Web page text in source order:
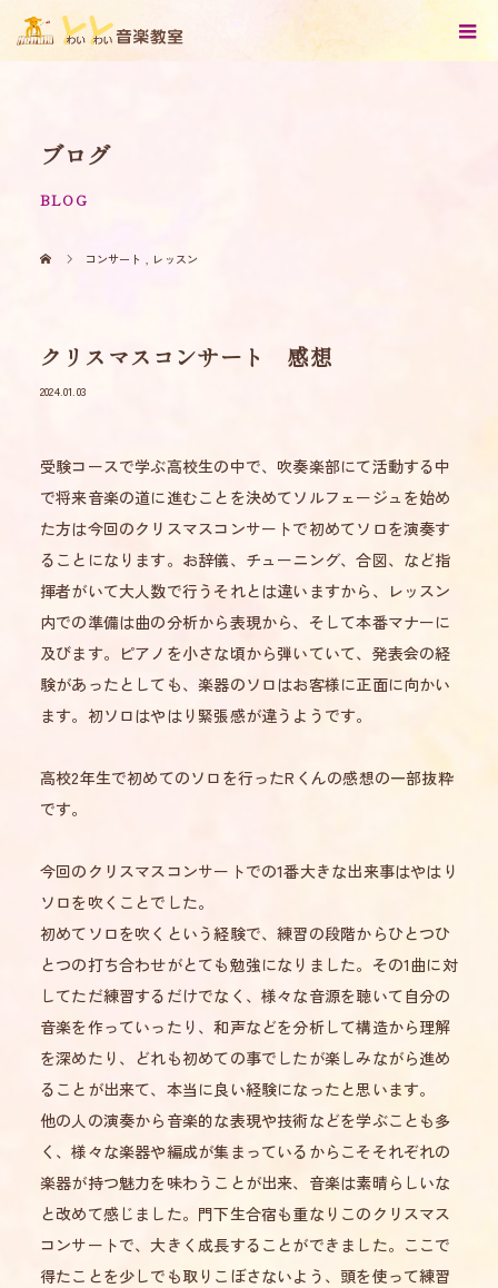
ブログ
BLOG
コンサート , レッスン
クリスマスコンサート 感想
2024.01.03
受験コースで学ぶ高校生の中で、吹奏楽部にて活動する中
で将来音楽の道に進むことを決めてソルフェージュを始め
た方は今回のクリスマスコンサートで初めてソロを演奏す
ることになります。お辞儀、チューニング、合図、など指
揮者がいて大人数で行うそれとは違いますから、レッスン
内での準備は曲の分析から表現から、そして本番マナーに
及びます。ピアノを小さな頃から弾いていて、発表会の経
験があったとしても、楽器のソロはお客様に正面に向かい
ます。初ソロはやはり緊張感が違うようです。
高校2年生で初めてのソロを行ったRくんの感想の一部抜粋
です。
今回のクリスマスコンサートでの1番大きな出来事はやはり
ソロを吹くことでした。
初めてソロを吹くという経験で、練習の段階からひとつひ
とつの打ち合わせがとても勉強になりました。その1曲に対
してただ練習するだけでなく、様々な音源を聴いて自分の
音楽を作っていったり、和声などを分析して構造から理解
を深めたり、どれも初めての事でしたが楽しみながら進め
ることが出来て、本当に良い経験になったと思います。
他の人の演奏から音楽的な表現や技術などを学ぶことも多
く、様々な楽器や編成が集まっているからこそそれぞれの
楽器が持つ魅力を味わうことが出来、音楽は素晴らしいな
と改めて感じました。門下生合宿も重なりこのクリスマス
コンサートで、大きく成長することができました。ここで
得たことを少しでも取りこぼさないよう、頭を使って練習